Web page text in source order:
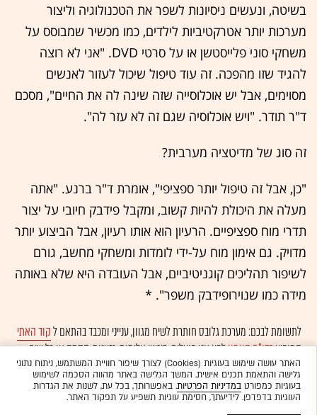
בשיטה, ונעשים ניסיונות לשפר את הטכנולוגיה וליצור
מערכות יותר אטרקטיביות לילדים, כמו מכשיר שמבוסס על
משחקי סוני פלייסטשן או על סרטי DVD. "אני לא רוצה
להגיד שזו מהפכה. זה עוד טיפול שיכול לעזור לאנשים
מסוימים, אבל יש אוכלוסייה שזה שינה לה את החיים", מסכם
ד"ר תודר. "ויש אוכלוסיה שגם זה לא עזר לה".
זה סוג של מדיטציה מערבית?
"כן, אבל זה טיפול יותר ספציפי", אומרת ד"ר ברנע. "אתה
מעלה את היכולת להיות קשוב, ומקבל פידבק חיובי על יצור
תדרי מוח ספציפיים. הרעיון הוא אותו רעיון, אבל הביצוע יותר
מדויק. גם אימון מוח על-ידי לומדות ומשחקי מחשב, גורם
לשיפור תהליכים קוגניטיביים, אבל העובדה היא שלא באותה
מידה כמו שנוירופידבק משפר". *
לתשומת לבכם: מערכת גלובס חותרת לשיח מגוון, ענייני ומכבד בהתאם לקוד האתי
המופיעבדו"ח האמוןלפיו אנו פועלים. ביטויי אלימות, גזענות, הסתה או כל שיח
בלתי הולם אחר מסוננים בצורהאוטומטיתולא יפורסמו באתר.
האתר עושה שימוש בעוגיות (Cookies) לצורך שיפור חוויית המשתמש, ניתוח נתוני
גלישה והתאמת תכנים אישית. המשך הגלישה באתר מהווה הסכמה לשימוש
בעוגיות כמפורטבמדיניות הפרטיות. באפשרותך, בכל עת, לשנות את הגדרות
העוגיות בדפדפן. לידיעתך, חסימת עוגיות תשפיע על תפקוד האתר.